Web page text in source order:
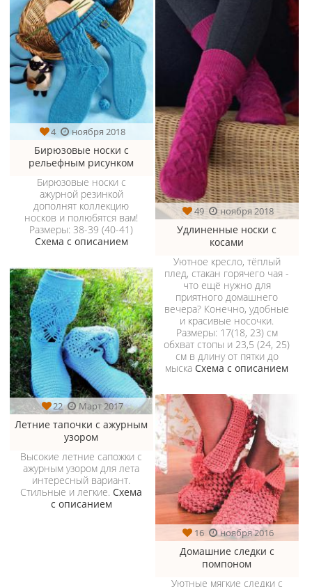
49 ноября 2018
Удлиненные носки с
косами
Уютное кресло, тёплый
плед, стакан горячего чая -
что ещё нужно для
приятного домашнего
вечера? Конечно, удобные
и красивые носочки.
Размеры: 17(18, 23) см
обхват стопы и 23,5 (24, 25)
см в длину от пятки до
мыска Схема с описанием
4 ноября 2018
Бирюзовые носки с
рельефным рисунком
Бирюзовые носки с
ажурной резинкой
дополнят коллекцию
носков и полюбятся вам!
Размеры: 38-39 (40-41)
Схема с описанием
22 Март 2017
Летние тапочки с ажурным
узором
Высокие летние сапожки с
ажурным узором для лета
интересный вариант.
Стильные и легкие. Схема
с описанием
16 ноября 2016
Домашние следки с
помпоном
Уютные мягкие следки с